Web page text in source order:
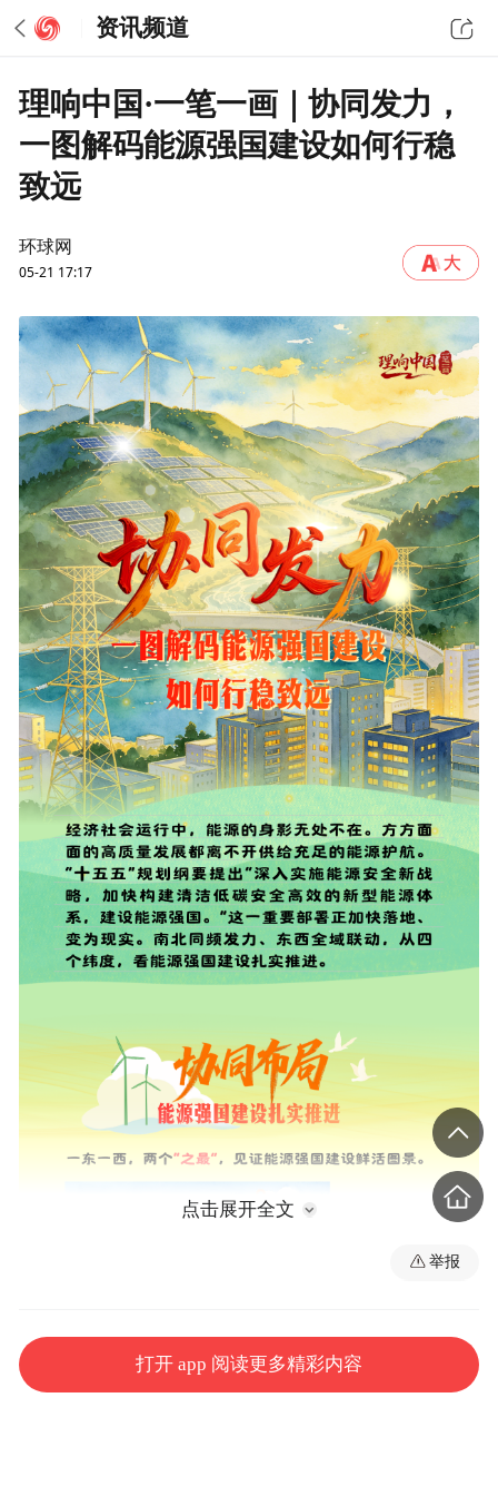
资讯频道
理响中国·一笔一画｜协同发力，
一图解码能源强国建设如何行稳
致远
环球网
05-21 17:17
点击展开全文
举报
打开 app 阅读更多精彩内容